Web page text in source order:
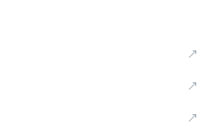
↗
↗
↗